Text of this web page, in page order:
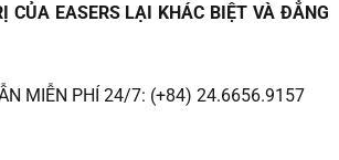
CỦA EASERS LẠI KHÁC BIỆT VÀ ĐẲNG
MIỄN PHÍ 24/7: (+84) 24.6656.9157